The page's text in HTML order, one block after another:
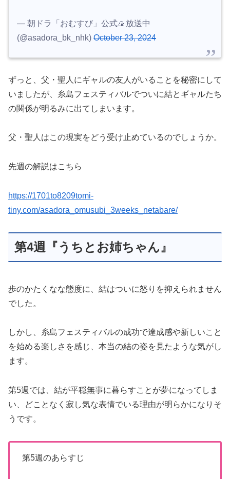
— 朝ドラ「おむすび」公式🍙放送中
(@asadora_bk_nhk) October 23, 2024
ずっと、父・聖人にギャルの友人がいることを秘密にして
いましたが、糸島フェスティバルでついに結とギャルたち
の関係が明るみに出てしまいます。
父・聖人はこの現実をどう受け止めているのでしょうか。
先週の解説はこちら
https://1701to8209tomi-
tiny.com/asadora_omusubi_3weeks_netabare/
第4週『うちとお姉ちゃん』
歩のかたくなな態度に、結はついに怒りを抑えられません
でした。
しかし、糸島フェスティバルの成功で達成感や新しいこと
を始める楽しさを感じ、本当の結の姿を見たような気がし
ます。
第5週では、結が平穏無事に暮らすことが夢になってしま
い、どことなく寂し気な表情でいる理由が明らかになりそ
うです。
第5週のあらすじ